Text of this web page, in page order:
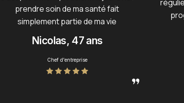
prendre soin de ma santé fait
simplement partie de ma vie
Nicolas, 47 ans
Chef d'entreprise